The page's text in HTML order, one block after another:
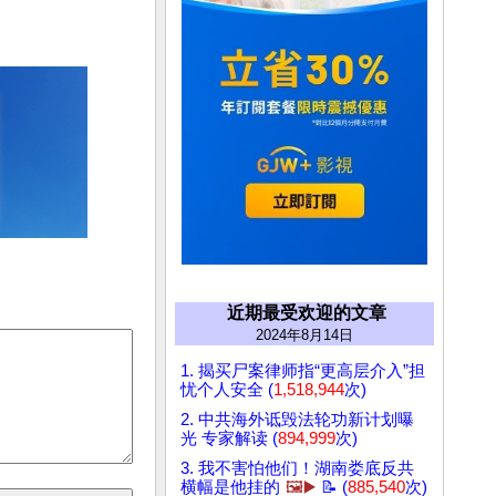
近期最受欢迎的文章
2024年8月14日
1. 揭买尸案律师指“更高层介入”担
忧个人安全 (1,518,944次)
2. 中共海外诋毁法轮功新计划曝
光 专家解读 (894,999次)
3. 我不害怕他们！湖南娄底反共
横幅是他挂的 🖼️▶️ 📝 (885,540次)